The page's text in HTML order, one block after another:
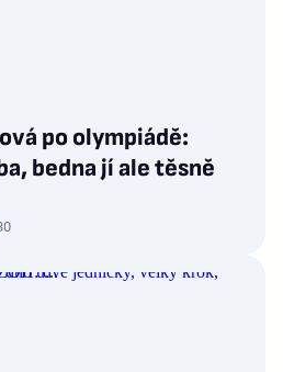
po olympiádě:
bedna jí ale těsně